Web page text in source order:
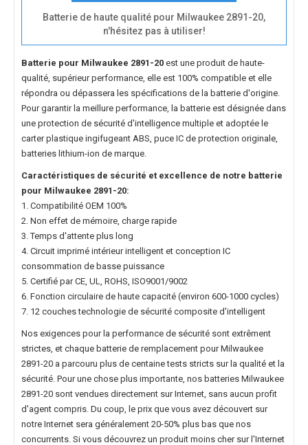
Batterie de haute qualité pour Milwaukee 2891-20,
n'hésitez pas à utiliser!
Batterie pour Milwaukee 2891-20 est une produit de haute-
qualité, supérieur performance, elle est 100% compatible et elle
répondra ou dépassera les spécifications de la batterie d'origine.
Pour garantir la meillure performance, la batterie est désignée dans
une protection de sécurité d'intelligence multiple et adoptée le
carter plastique ingifugeant ABS, puce IC de protection originale,
batteries lithium-ion de marque.
Caractéristiques de sécurité et excellence de notre batterie
pour Milwaukee 2891-20:
1. Compatibilité OEM 100%
2. Non effet de mémoire, charge rapide
3. Temps d'attente plus long
4. Circuit imprimé intérieur intelligent et conception IC
consommation de basse puissance
5. Certifié par CE, UL, ROHS, ISO9001/9002
6. Fonction circulaire de haute capacité (environ 600-1000 cycles)
7. 12 couches technologie de sécurité composite d'intelligent
Nos exigences pour la performance de sécurité sont extrêment
strictes, et chaque batterie de remplacement pour Milwaukee
2891-20 a parcouru plus de centaine tests stricts sur la qualité et la
sécurité. Pour une chose plus importante, nos batteries Milwaukee
2891-20 sont vendues directement sur Internet, sans aucun profit
d'agent compris. Du coup, le prix que vous avez découvert sur
notre Internet sera généralement 20-50% plus bas que nos
concurrents. Si vous découvrez un produit moins cher sur l'Internet